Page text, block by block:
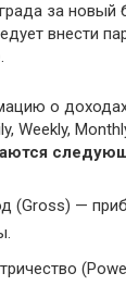
за новый
внести
.
о
Weekly,
(Gross) —